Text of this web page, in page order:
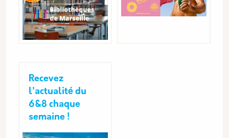
Recevez
l'actualité du
6&8 chaque
semaine !